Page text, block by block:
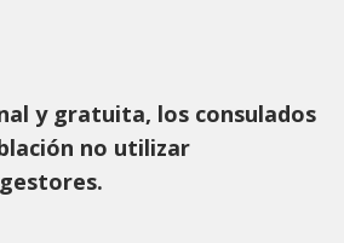
y gratuita, los consulados
no utilizar